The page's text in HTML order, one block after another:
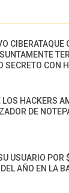
CIBERATAQUE
SECRETO CON
LOS HACKERS
DE
USUARIO POR
AÑO EN LA